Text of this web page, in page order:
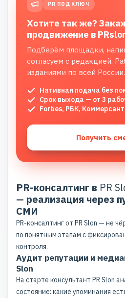
PR ПОД КЛЮЧ
Хотите так же?
продвижение в
Подберём площадки,
согласуем с редакцией.
изданиями по всей России.
Нативная подача без
Срок выхода — от 3
Forbes, РБК,
Получить
PR-консалтинг в PR
— реализация через
СМИ
PR-консалтинг от PR Slon — не
по понятным этапам с
контроля.
Аудит репутации и
Slon
На старте консультант PR Slon
состояние: какие упоминания